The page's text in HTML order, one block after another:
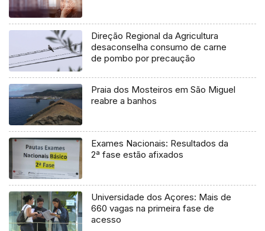
Direção Regional da Agricultura
desaconselha consumo de carne
de pombo por precaução
Praia dos Mosteiros em São Miguel
reabre a banhos
Exames Nacionais: Resultados da
2ª fase estão afixados
Universidade dos Açores: Mais de
660 vagas na primeira fase de
acesso